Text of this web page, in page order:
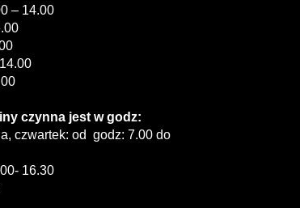
– 14.00
czynna jest w godz:
czwartek: od godz: 7.00 do
16.30